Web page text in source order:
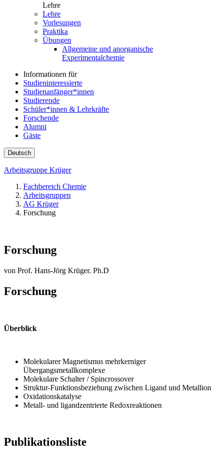
Lehre
Lehre
Vorlesungen
Praktika
Übungen
Allgemeine und anorganische
Experimentalchemie
Informationen für
Studieninteressierte
Studienanfänger*innen
Studierende
Schüler*innen & Lehrkräfte
Forschende
Alumni
Gäste
Deutsch
Arbeitsgruppe Krüger
Fachbereich Chemie
Arbeitsgruppen
AG Krüger
Forschung
Forschung
von Prof. Hans-Jörg Krüger. Ph.D
Forschung
Überblick
Molekularer Magnetismus mehrkerniger
Übergangsmetallkomplexe
Molekulare Schalter / Spincrossover
Struktur-Funktionsbeziehung zwischen Ligand und Metallion
Oxidationskatalyse
Metall- und ligandzentrierte Redoxreaktionen
Publikationsliste